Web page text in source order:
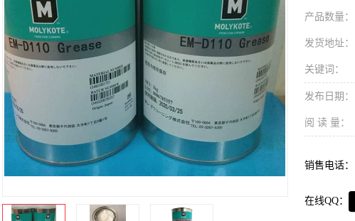
产品数量：
发货地址：
关键词：
发布日期：
阅 读 量：
销售电话：
在线QQ：